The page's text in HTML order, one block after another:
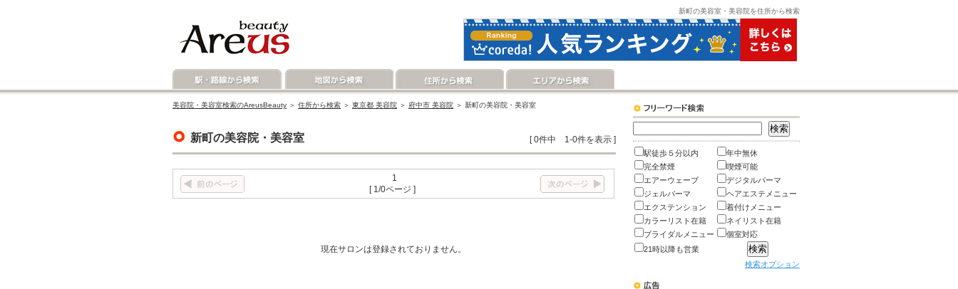
新町の美容室・美容院を住所から検索
美容院・美容室検索のAreusBeauty ＞ 住所から検索 ＞ 東京都 美容院 ＞ 府中市 美容院 ＞ 新町の美容院・美容室
新町の美容院・美容室 [ 0件中 1-0件を表示 ]
1
[ 1/0ページ ]
現在サロンは登録されておりません。
駅徒歩５分以内
年中無休
完全禁煙
喫煙可能
エアーウェーブ
デジタルパーマ
ジェルパーマ
ヘアエステメニュー
エクステンション
着付けメニュー
カラーリスト在籍
ネイリスト在籍
ブライダルメニュー
個室対応
21時以降も営業
検索オプション